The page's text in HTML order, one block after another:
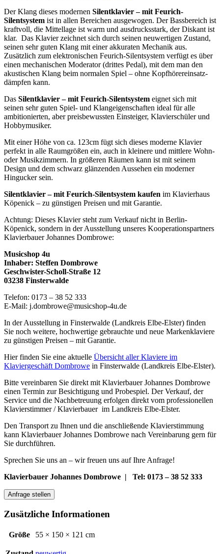
Der Klang dieses modernen Silentklavier – mit Feurich-
Silentsystem ist in allen Bereichen ausgewogen. Der Bassbereich ist
kraftvoll, die Mittellage ist warm und ausdrucksstark, der Diskant ist
klar. Das Klavier zeichnet sich durch seinen neuwertigen Zustand,
seinen sehr guten Klang mit einer akkuraten Mechanik aus.
Zusätzlich zum elektronischen Feurich-Silentsystem verfügt es über
einen mechanischen Moderator (drittes Pedal), mit dem man den
akustischen Klang beim normalen Spiel – ohne Kopfhörereinsatz-
dämpfen kann.
Das Silentklavier – mit Feurich-Silentsystem eignet sich mit
seinen sehr guten Spiel- und Klangeigenschaften ideal für alle
ambitionierten, aber preisbewussten Einsteiger, Klavierschüler und
Hobbymusiker.
Mit einer Höhe von ca. 123cm fügt sich dieses moderne Klavier
perfekt in alle Raumgrößen ein, auch in kleinere und mittlere Wohn-
oder Musikzimmern. In größeren Räumen kann ist mit seinem
Design und dem schwarz glänzenden Aussehen ein moderner
Hingucker sein.
Silentklavier – mit Feurich-Silentsystem kaufen im Klavierhaus
Köpenick – zu günstigen Preisen und mit Garantie.
Achtung: Dieses Klavier steht zum Verkauf nicht in Berlin-
Köpenick, sondern in der Ausstellung unseres Kooperationspartners
Klavierbauer Johannes Dombrowe:
Musicshop 4u
Inhaber: Steffen Dombrowe
Geschwister-Scholl-Straße 12
03238 Finsterwalde
Telefon: 0173 – 38 52 333
E-Mail: j.dombrowe@musicshop-4u.de
In der Ausstellung in Finsterwalde (Landkreis Elbe-Elster) finden
Sie noch weitere, hochwertige gebrauchte und neue Markenklaviere
zu günstigen Preisen – mit Garantie.
Hier finden Sie eine aktuelle Übersicht aller Klaviere im
Klaviergeschäft Dombrowe in Finsterwalde (Landkreis Elbe-Elster).
Bitte vereinbaren Sie direkt mit Klavierbauer Johannes Dombrowe
einen Termin zur Besichtigung und Probespiel. Der Verkauf, der
Service und die Nachbetreuung erfolgen direkt vom professionellen
Klavierstimmer / Klavierbauer im Landkreis Elbe-Elster.
Den Transport zu Ihnen und die anschließende Klavierstimmung
kann Klavierbauer Johannes Dombrowe nach Vereinbarung gern für
Sie durchführen.
Sprechen Sie uns an – wir freuen uns auf Ihre Anfrage!
Klavierbauer Johannes Dombrowe | Tel: 0173 – 38 52 333
Anfrage stellen
Zusätzliche Informationen
Größe 55 × 150 × 121 cm